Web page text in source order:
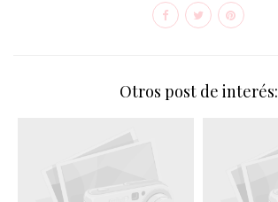
Otros post de interés: